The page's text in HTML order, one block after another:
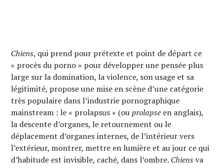
Chiens, qui prend pour prétexte et point de départ ce
« procès du porno » pour développer une pensée plus
large sur la domination, la violence, son usage et sa
légitimité, propose une mise en scène d’une catégorie
très populaire dans l’industrie pornographique
mainstream : le « prolapsus » (ouprolapse en anglais),
la descente d’organes, le retournement ou le
déplacement d’organes internes, de l’intérieur vers
l’extérieur, montrer, mettre en lumière et au jour ce qui
d’habitude est invisible, caché, dans l’ombre. Chiens va